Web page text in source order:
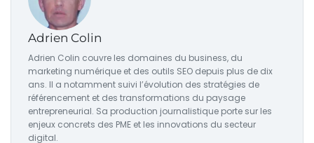
Adrien Colin
Adrien Colin couvre les domaines du business, du
marketing numérique et des outils SEO depuis plus de dix
ans. Il a notamment suivi l’évolution des stratégies de
référencement et des transformations du paysage
entrepreneurial. Sa production journalistique porte sur les
enjeux concrets des PME et les innovations du secteur
digital.